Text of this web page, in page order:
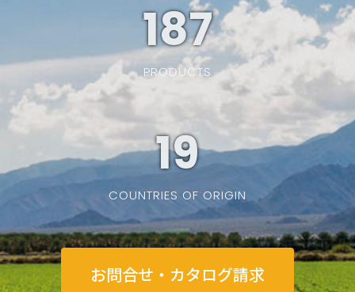
187
PRODUCTS
19
COUNTRIES OF ORIGIN
お問合せ・カタログ請求